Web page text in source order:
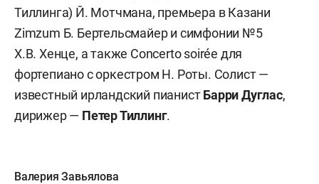
Тиллинга) Й. Мотчмана, премьера в Казани
Zimzum Б. Бертельсмайер и симфонии №5
Х.В. Хенце, а также Concerto soirée для
фортепиано с оркестром Н. Роты. Солист —
известный ирландский пианистБарри Дуглас,
дирижер — Петер Тиллинг.
Валерия Завьялова